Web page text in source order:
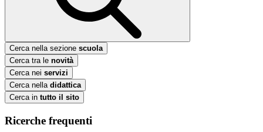
Cerca nella sezione scuola
Cerca tra le novità
Cerca nei servizi
Cerca nella didattica
Cerca in tutto il sito
Ricerche frequenti